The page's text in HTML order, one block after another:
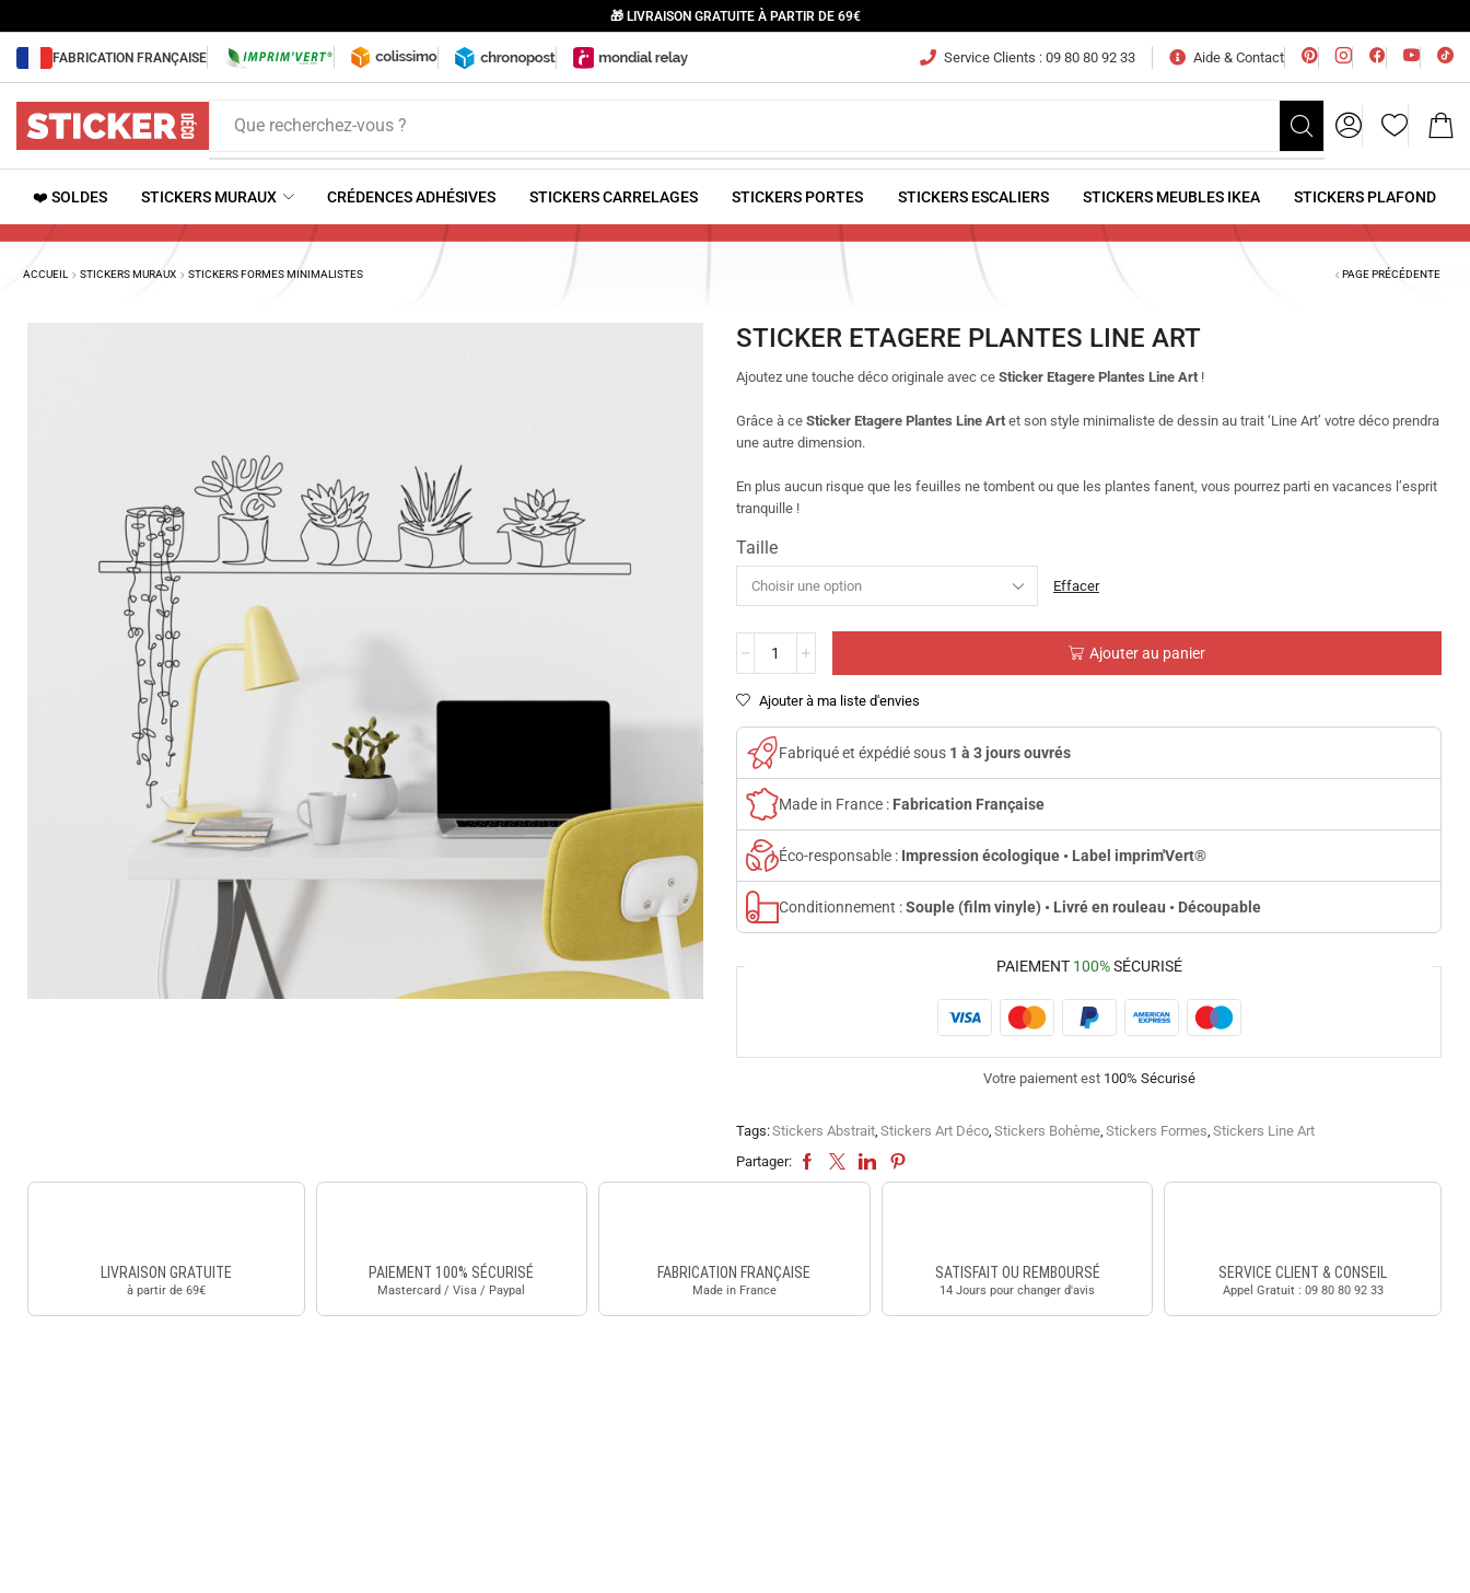
🎁 LIVRAISON GRATUITE À PARTIR DE 69€
FABRICATION FRANÇAISE Service Clients : 09 80 80 92 33 Aide & Contact
Que recherchez-vous ?
❤️ SOLDES STICKERS MURAUX CRÉDENCES ADHÉSIVES STICKERS CARRELAGES STICKERS PORTES STICKERS ESCALIERS STICKERS MEUBLES IKEA STICKERS PLAFOND
ACCUEIL STICKERS MURAUX STICKERS FORMES MINIMALISTES PAGE PRÉCÉDENTE
STICKER ETAGERE PLANTES LINE ART
Ajoutez une touche déco originale avec ceSticker Etagere Plantes Line Art !
Grâce à ceSticker Etagere Plantes Line Artet son style minimaliste de dessin au trait ‘Line Art’ votre déco prendra
une autre dimension.
En plus aucun risque que les feuilles ne tombent ou que les plantes fanent, vous pourrez parti en vacances l’esprit
tranquille !
Taille
Effacer
Ajouter au panier
Ajouter à ma liste d'envies
Fabriqué et éxpédié sous 1 à 3 jours ouvrés
Made in France : Fabrication Française
Éco-responsable : Impression écologique • Label imprim'Vert®
Conditionnement :Souple (film vinyle) • Livré en rouleau • Découpable
PAIEMENT 100%SÉCURISÉ
Votre paiement est 100% Sécurisé
Tags:Stickers Abstrait, Stickers Art Déco, Stickers Bohème, Stickers Formes, Stickers Line Art
Partager:
LIVRAISON GRATUITE
à partir de 69€
PAIEMENT 100% SÉCURISÉ
Mastercard / Visa / Paypal
FABRICATION FRANÇAISE
Made in France
SATISFAIT OU REMBOURSÉ
14 Jours pour changer d'avis
SERVICE CLIENT & CONSEIL
Appel Gratuit : 09 80 80 92 33